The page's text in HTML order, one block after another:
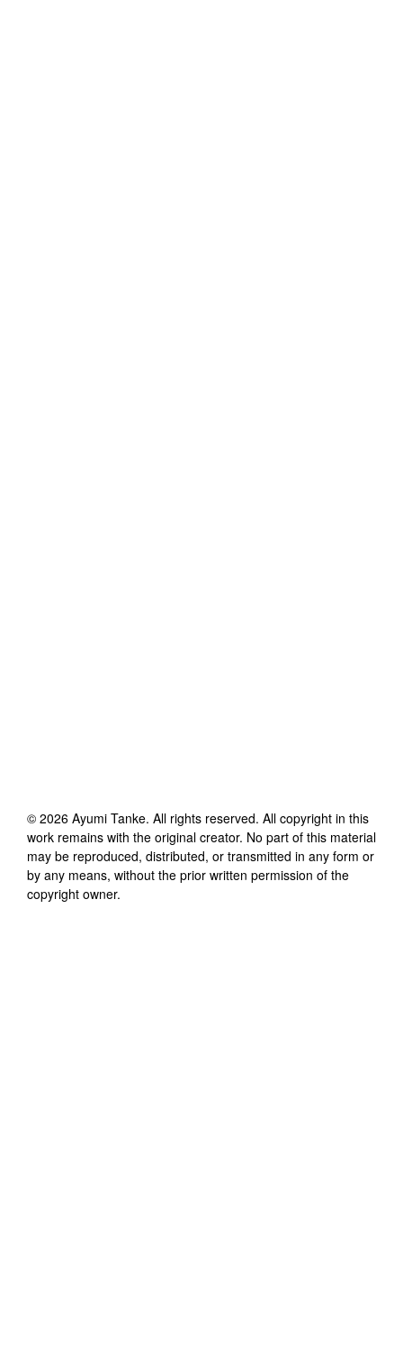
© 2026 Ayumi Tanke. All rights reserved. All copyright in this
work remains with the original creator. No part of this material
may be reproduced, distributed, or transmitted in any form or
by any means, without the prior written permission of the
copyright owner.